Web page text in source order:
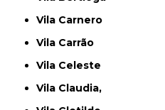
Vila Carnero
Vila Carrão
Vila Celeste
Vila Claudia,